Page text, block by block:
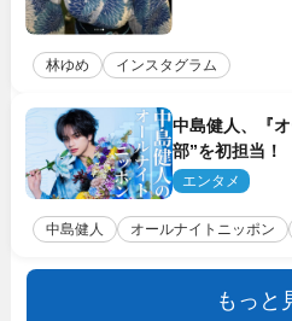
林ゆめ インスタグラム
中島健人、『
部”を初担当
エンタメ
中島健人 オールナイトニッポン
もっと